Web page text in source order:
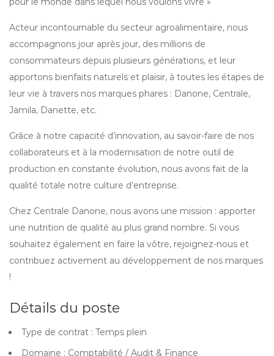
Acteur incontournable du secteur agroalimentaire, nous
accompagnons jour après jour, des millions de
consommateurs depuis plusieurs générations, et leur
apportons bienfaits naturels et plaisir, à toutes les étapes de
leur vie à travers nos marques phares : Danone, Centrale,
Jamila, Danette, etc.
Grâce à notre capacité d’innovation, au savoir-faire de nos
collaborateurs et à la modernisation de notre outil de
production en constante évolution, nous avons fait de la
qualité totale notre culture d’entreprise.
Chez Centrale Danone, nous avons une mission : apporter
une nutrition de qualité au plus grand nombre. Si vous
souhaitez également en faire la vôtre, rejoignez-nous et
contribuez activement au développement de nos marques
!
Détails du poste
Type de contrat : Temps plein
Domaine : Comptabilité / Audit & Finance